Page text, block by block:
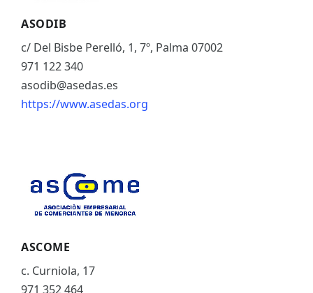
ASODIB
c/ Del Bisbe Perelló, 1, 7º, Palma 07002
971 122 340
asodib@asedas.es
https://www.asedas.org
ASCOME
c. Curniola, 17
971 352 464